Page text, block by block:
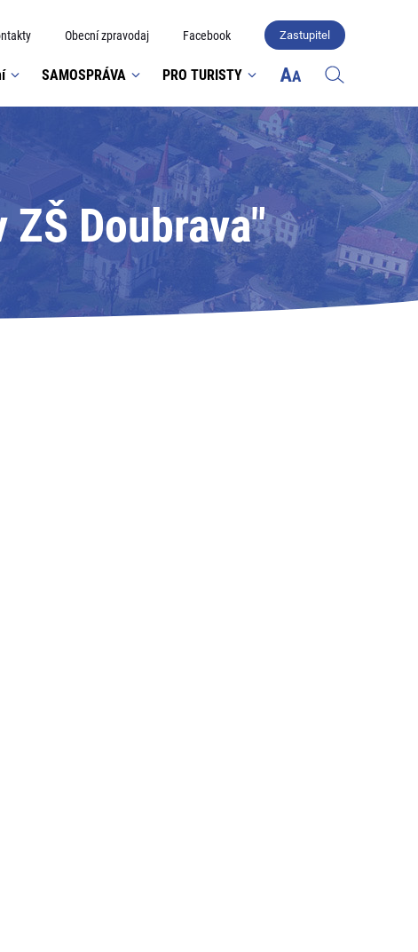
Obecní zpravodaj Facebook Zastupitel
SAMOSPRÁVA PRO TURISTY
Doubrava"